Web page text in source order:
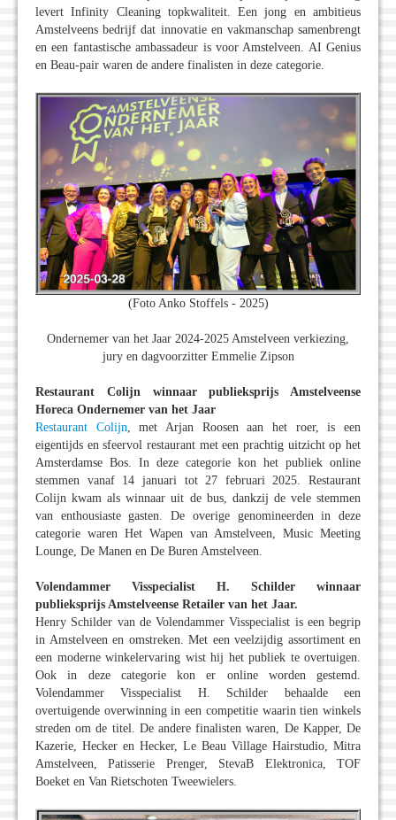
levert Infinity Cleaning topkwaliteit. Een jong en ambitieus
Amstelveens bedrijf dat innovatie en vakmanschap samenbrengt
en een fantastische ambassadeur is voor Amstelveen. AI Genius
en Beau-pair waren de andere finalisten in deze categorie.
(Foto Anko Stoffels - 2025)
Ondernemer van het Jaar 2024-2025 Amstelveen verkiezing,
jury en dagvoorzitter Emmelie Zipson
Restaurant Colijn winnaar publieksprijs Amstelveense
Horeca Ondernemer van het Jaar
Restaurant Colijn, met Arjan Roosen aan het roer, is een
eigentijds en sfeervol restaurant met een prachtig uitzicht op het
Amsterdamse Bos. In deze categorie kon het publiek online
stemmen vanaf 14 januari tot 27 februari 2025. Restaurant
Colijn kwam als winnaar uit de bus, dankzij de vele stemmen
van enthousiaste gasten. De overige genomineerden in deze
categorie waren Het Wapen van Amstelveen, Music Meeting
Lounge, De Manen en De Buren Amstelveen.
Volendammer Visspecialist H. Schilder winnaar
publieksprijs Amstelveense Retailer van het Jaar.
Henry Schilder van de Volendammer Visspecialist is een begrip
in Amstelveen en omstreken. Met een veelzijdig assortiment en
een moderne winkelervaring wist hij het publiek te overtuigen.
Ook in deze categorie kon er online worden gestemd.
Volendammer Visspecialist H. Schilder behaalde een
overtuigende overwinning in een competitie waarin tien winkels
streden om de titel. De andere finalisten waren, De Kapper, De
Kazerie, Hecker en Hecker, Le Beau Village Hairstudio, Mitra
Amstelveen, Patisserie Prenger, StevaB Elektronica, TOF
Boeket en Van Rietschoten Tweewielers.